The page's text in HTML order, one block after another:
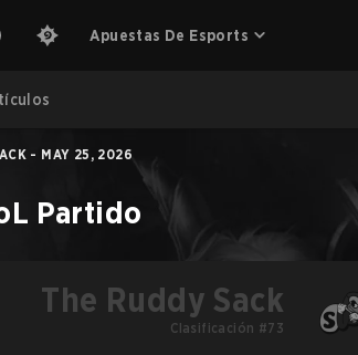
Apuestas De Esports
- MAY 25, 2026
Partido
The Ruddy Sack
Clasificación #73